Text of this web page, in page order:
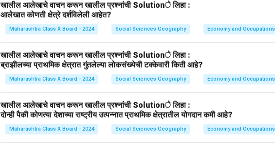
खालील आलेखाचे वाचन करून खालील प्रश्नांची Solutionे लिहा :
आलेखात कोणती क्षेत्रे दर्शविलेली आहेत?
Maharashtra Class X Board - 2024 Social Sciences Geography Economy and Occupations
खालील आलेखाचे वाचन करून खालील प्रश्नांची Solutionे लिहा :
ब्राझीलच्या प्राथमिक क्षेत्रात गुंतलेल्या लोकसंख्येची टक्केवारी किती आहे?
Maharashtra Class X Board - 2024 Social Sciences Geography Economy and Occupations
खालील आलेखाचे वाचन करून खालील प्रश्नांची Solutionे लिहा :
दोन्ही पैकी कोणत्या देशाच्या राष्ट्रीय उत्पन्नात प्राथमिक क्षेत्रातील योगदान कमी आहे?
Maharashtra Class X Board - 2024 Social Sciences Geography Economy and Occupations